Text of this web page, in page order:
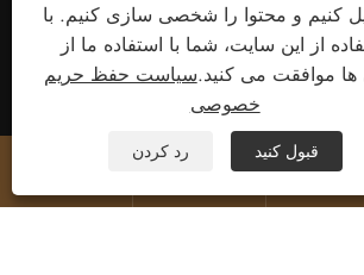
با ما تماس بگیرید
ما را دنبال کنید

کنیم و محتوا را شخصی سازی کنیم. با
از این سایت، شما با استفاده ما از
موافقت می کنید.سیاست حفظ حریم
خصوصی
رد کردن قبول کنید